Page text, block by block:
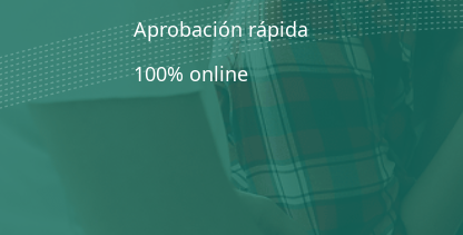
Aprobación rápida
100% online